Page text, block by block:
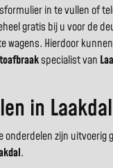
in te vullen of
gratis bij u voor de
Hierdoor
specialist van
in Laakdal
zijn
.